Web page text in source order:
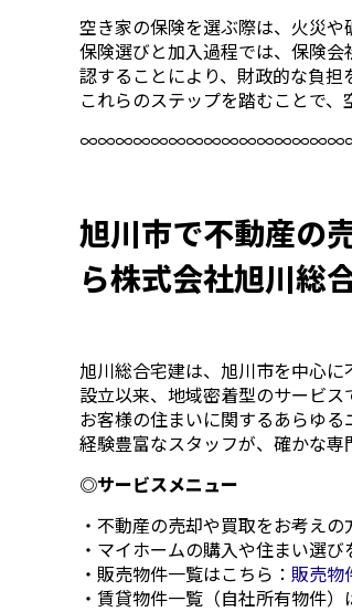
空き家の保険を選ぶ際は、火災や
保険選びと加入過程では、保険
認することにより、財政的な負担
これらのステップを踏むことで
旭川市で不動産の
ら株式会社旭川総
旭川総合宅建は、旭川市を中心に
設立以来、地域密着型のサービ
お客様の住まいに関するあらゆる
経験豊富なスタッフが、確かな専
◎サービスメニュー
・不動産の売却や買取をお考えの
・マイホームの購入や住まい選
・販売物件一覧はこちら： 販売物
・賃貸物件一覧（自社所有物件）